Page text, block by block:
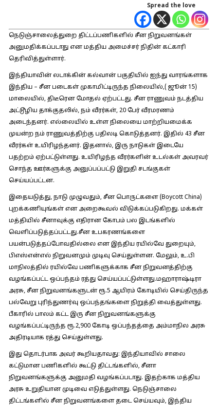
Spread the love
நெடுஞ்சாலைத்துறை திட்டப்பணிகளில் சீன நிறுவனங்கள்
அனுமதிக்கப்படாது என மத்திய அமைச்சர் நிதின் கட்காரி
தெரிவித்துள்ளார்.
இந்தியாவின் லடாக்கின் கல்வான் பகுதியில் ஐந்து வாரங்களாக
இந்திய – சீன படைகள் முகாமிட்டிருந்த நிலையில்,( ஜூன் 15)
மாலையில், திடீரென மோதல் ஏற்பட்டது. சீன ராணுவம் நடத்திய
அட்டூழிய தாக்குதலில், நம் வீரர்கள், 20 பேர் வீரமரணம்
அடைந்தனர். எல்லையில் உள்ள நிலையை மாற்றியமைக்க
முயன்ற நம் ராணுவத்திற்கு பதிலடி கொடுத்தனர். இதில் 43 சீன
வீரர்கள் உயிரிழந்தனர். இதனால், இரு நாடுகள் இடையே
பதற்றம் ஏற்பட்டுள்ளது. உயிரிழந்த வீரர்களின் உடல்கள் அவரவர்
சொந்த ஊர்களுக்கு அனுப்பப்பட்டு இறுதி சடங்குகள்
செய்யப்பட்டன.
இதையடுத்து, நாடு முழுவதும், சீன பொருட்களை (Boycott China)
புறக்கணியுங்கள் என அறைகூவல் விடுக்கப்படுகிறது. மக்கள்
மத்தியில் சீனாவுக்கு எதிரான கோபம் பல இடங்களில்
வெளிப்படுத்தப்பட்டது.சீன உபகரணங்களை
பயன்படுத்தப்போவதில்லை என இந்திய ரயில்வே துறையும்,
பிஎஸ்என்எல் நிறுவனமும் முடிவு செய்துள்ளன. மேலும், உ.பி
மாநிலத்தில் ரயில்வே பணிகளுக்காக சீன நிறுவனத்திற்கு
வழங்கப்பட்ட ஒப்பந்தம் ரத்து செய்யப்பட்டுள்ளது.மஹாராஷ்டிரா
அரசு, சீன நிறுவனங்களுடன் ரூ.5 ஆயிரம் கோடியில் செய்திருந்த
பல்வேறு புரிந்துணர்வு ஒப்பந்தங்களை நிறுத்தி வைத்துள்ளது.
பீகாரில் பாலம் கட்ட இரு சீன நிறுவனங்களுக்கு
வழங்கப்பட்டிருந்த ரூ.2,900 கோடி ஒப்பந்தத்தை அம்மாநில அரசு
அதிரடியாக ரத்து செய்துள்ளது.
இது தொடர்பாக அவர் கூறியதாவது: இந்தியாவில் சாலை
கட்டுமான பணிகளில் கூட்டு திட்டங்களில், சீனா
நிறுவனங்களுக்கு அனுமதி வழங்கப்படாது. இதற்காக மத்திய
அரசு உறுதியான முடிவை எடுத்துள்ளது. நெடுஞ்சாலை
திட்டங்களில் சீன நிறுவனங்களை தடை செய்யவும், இந்திய